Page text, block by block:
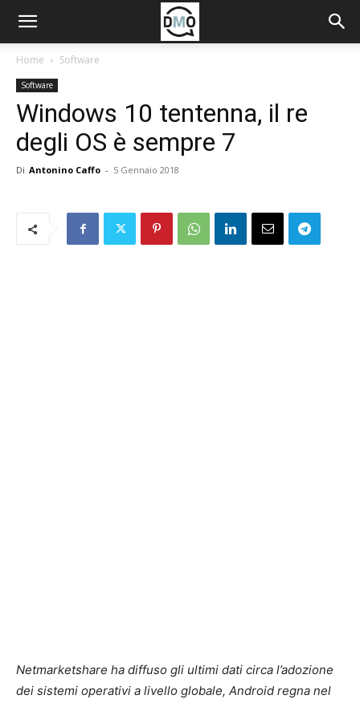
Home Software
Software
Windows 10 tentenna, il re
degli OS è sempre 7
Di Antonino Caffo - 5 Gennaio 2018
Netmarketshare ha diffuso gli ultimi dati circa l’adozione
dei sistemi operativi a livello globale, Android regna nel